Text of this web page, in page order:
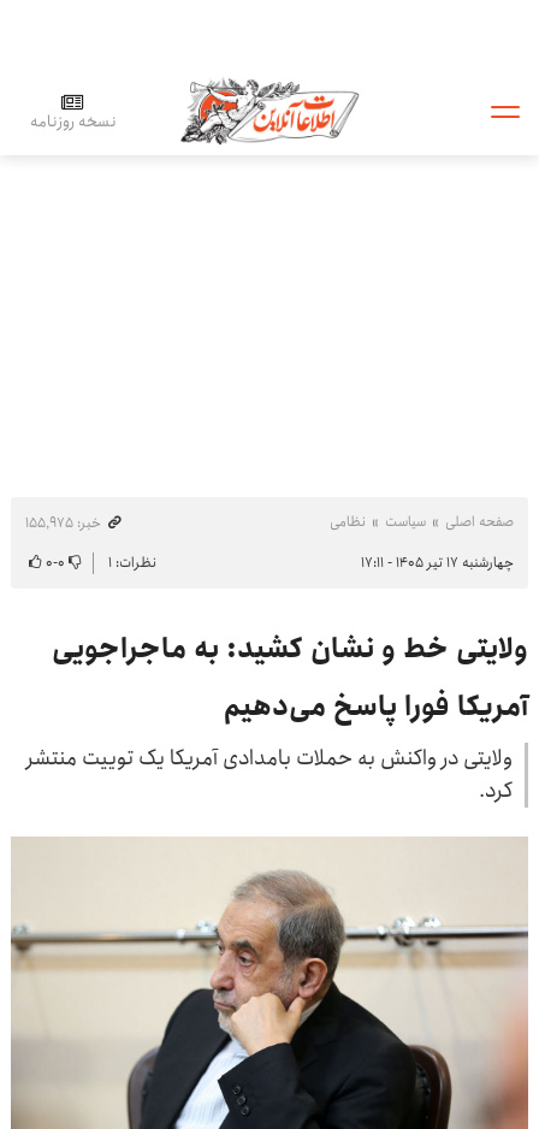
نسخه روزنامه
صفحه اصلی سیاست نظامی
خبر: ۱۵۵٬۹۷۵
چهارشنبه ۱۷ تیر ۱۴۰۵ - ۱۷:۱۱
نظرات: ۱ ۰-۰
ولایتی خط و نشان کشید: به ماجراجویی
آمریکا فورا پاسخ می‌دهیم
ولایتی در واکنش به حملات بامدادی آمریکا یک توییت منتشر
کرد.